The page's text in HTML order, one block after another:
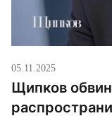
05.11.2025
Щипков